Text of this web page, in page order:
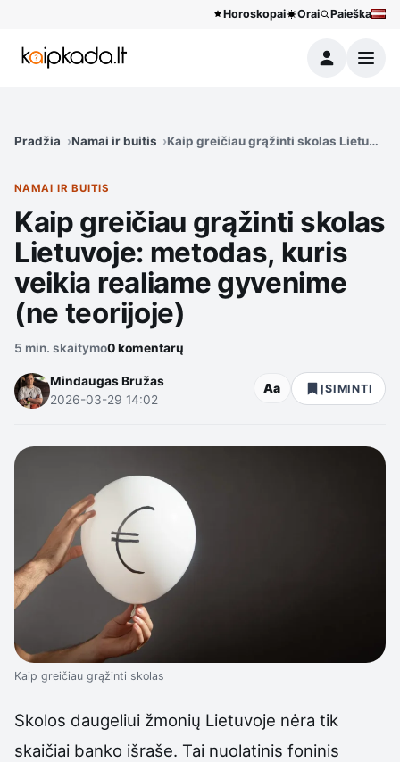
Horoskopai Orai Paieška
Meniu
Pradžia Namai ir buitis Kaip greičiau grąžinti skolas
NAMAI IR BUITIS
Kaip greičiau grąžinti skolas
Lietuvoje: metodas, kuris
veikia realiame gyvenime
(ne teorijoje)
5 min. skaitymo0 komentarų
Mindaugas Bružas
2026-03-29 14:02
Aa ĮSIMINTI
Kaip greičiau grąžinti skolas
Skolos daugeliui žmonių Lietuvoje nėra tik
skaičiai banko išraše. Tai nuolatinis foninis